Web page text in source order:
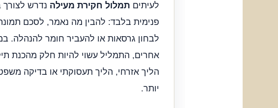
לעיתים תמלול חקירת מעילה נדרש לצורך
פנימית בלבד: להבין מה נאמר, לסכם
לבחון גרסאות או להעביר חומר להנהלה.
אחרים, התמליל עשוי להיות חלק מהכנת
הליך אזרחי, הליך תעסוקתי או בדיקה
יותר.